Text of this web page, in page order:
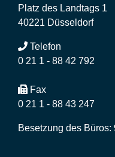
Platz des Landtags 1
40221 Düsseldorf
Telefon
0 21 1 - 88 42 792
Fax
0 21 1 - 88 43 247
Besetzung des Büros: